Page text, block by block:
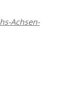
Achsen-